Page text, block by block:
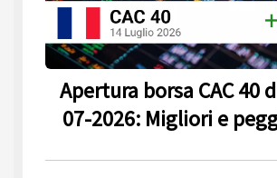
Apertura borsa CAC 40
07-2026: Migliori e